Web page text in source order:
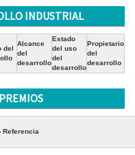
INDUSTRIAL
del
Alcance
del
desarrollo
Estado
del uso
del
desarrollo
Propietario
del
desarrollo
Referencia